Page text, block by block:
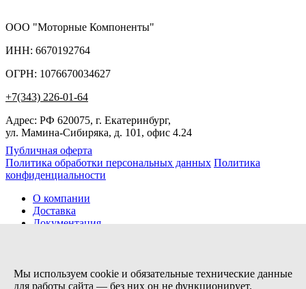
ООО "Моторные Компоненты"
ИНН: 6670192764
ОГРН: 1076670034627
+7(343) 226-01-64
Адрес: РФ 620075, г. Екатеринбург,
ул. Мамина-Сибиряка, д. 101, офис 4.24
Публичная оферта
Политика обработки персональных данных Политика
конфиденциальности
О компании
Доставка
Документация
Контакты
Мы используем cookie и обязательные технические данные
для работы сайта — без них он не функционирует.